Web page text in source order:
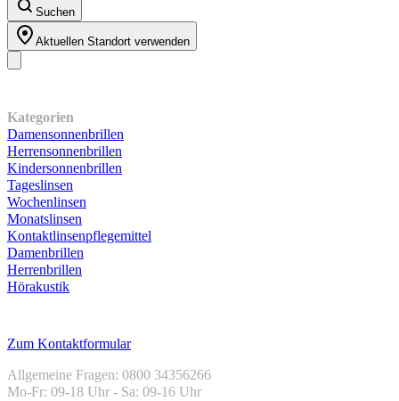
Suchen
Aktuellen Standort verwenden
Kategorien
Damensonnenbrillen
Herrensonnenbrillen
Kindersonnenbrillen
Tageslinsen
Wochenlinsen
Monatslinsen
Kontaktlinsenpflegemittel
Damenbrillen
Herrenbrillen
Hörakustik
Zum Kontaktformular
Allgemeine Fragen: 0800 34356266
Mo-Fr: 09-18 Uhr - Sa: 09-16 Uhr